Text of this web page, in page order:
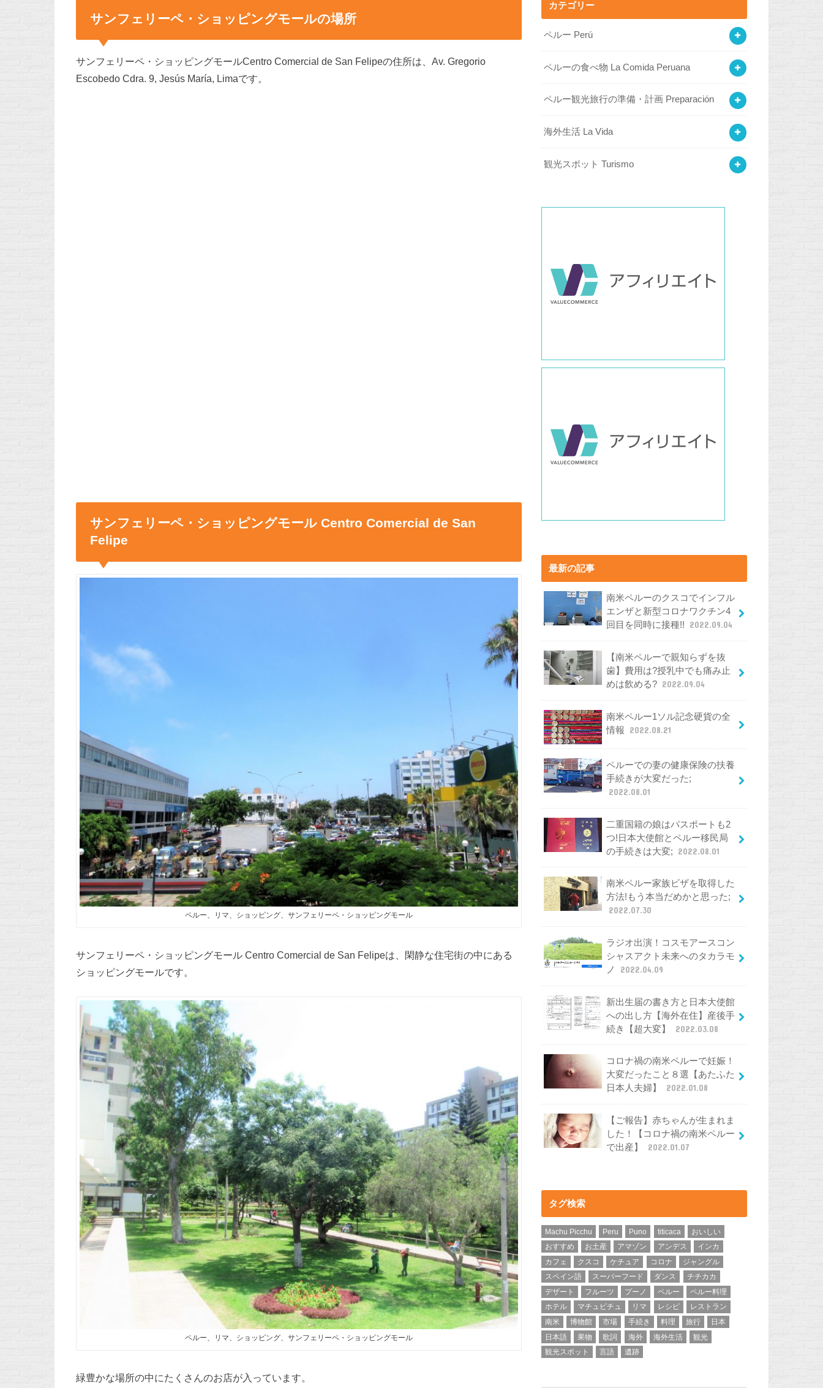
サンフェリーペ・ショッピングモールの場所
サンフェリーペ・ショッピングモールCentro Comercial de San Felipeの住所は、Av. Gregorio
Escobedo Cdra. 9, Jesús María, Limaです。
サンフェリーペ・ショッピングモール Centro Comercial de San
Felipe
ペルー、リマ、ショッピング、サンフェリーペ・ショッピングモール
サンフェリーペ・ショッピングモール Centro Comercial de San Felipeは、閑静な住宅街の中にある
ショッピングモールです。
ペルー、リマ、ショッピング、サンフェリーペ・ショッピングモール
緑豊かな場所の中にたくさんのお店が入っています。
カテゴリー
ペルー Perú
ペルーの食べ物 La Comida Peruana
ペルー観光旅行の準備・計画 Preparación
海外生活 La Vida
観光スポット Turismo
最新の記事
南米ペルーのクスコでインフル
エンザと新型コロナワクチン4
回目を同時に接種!!
2022.09.04
【南米ペルーで親知らずを抜
歯】費用は?授乳中でも痛み止
めは飲める? 2022.09.04
南米ペルー1ソル記念硬貨の全
情報
2022.08.21
ペルーでの妻の健康保険の扶養
手続きが大変だった;
2022.08.01
二重国籍の娘はパスポートも2
つ!日本大使館とペルー移民局
の手続きは大変;
2022.08.01
南米ペルー家族ビザを取得した
方法!もう本当だめかと思った;
2022.07.30
ラジオ出演！コスモアースコン
シャスアクト未来へのタカラモ
ノ
2022.04.09
新出生届の書き方と日本大使館
への出し方【海外在住】産後手
続き【超大変】
2022.03.08
コロナ禍の南米ペルーで妊娠！
大変だったこと８選【あたふた
日本人夫婦】
2022.01.08
【ご報告】赤ちゃんが生まれま
した！【コロナ禍の南米ペルー
で出産】
2022.01.07
タグ検索
Machu Picchu Peru Puno titicaca
おいしい
おすすめ
お土産 アマゾン アンデス
インカ
カフェ
クスコ ケチュア コロナ
ジャングル
スペイン語
スーパーフード ダンス
チチカカ
デザート
フルーツ プーノ ペルー
ペルー料理
ホテル
マチュピチュ リマ レシピ
レストラン
南米
博物館 市場 手続き 料理 旅行
日本
日本語
果物 歌詞 海外 海外生活
観光
観光スポット
言語 遺跡